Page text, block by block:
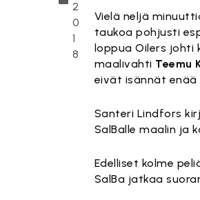
2
0
1
8
Vielä neljä
taukoa pohjusti
loppua Oilers johti
maalivahti Teemu
eivät isännät enää
Santeri Lindfors
SalBalle maalin ja
Edelliset kolme
SalBa jatkaa